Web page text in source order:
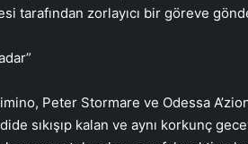
tarafından zorlayıcı bir göreve
Peter Stormare ve Odessa
sıkışıp kalan ve aynı korkunç